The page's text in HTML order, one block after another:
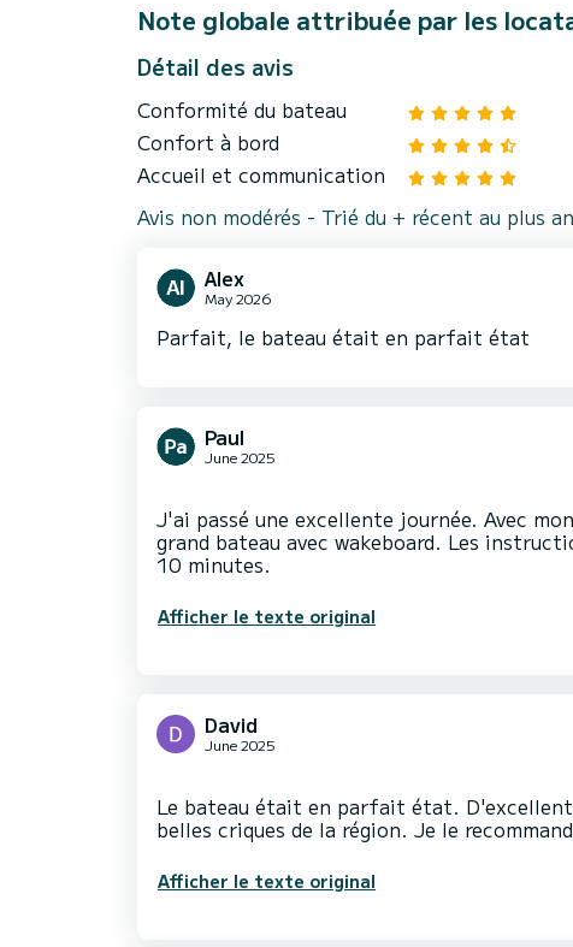
Note globale attribuée par les
Détail des avis
Conformité du bateau
Confort à bord
Accueil et communication
Avis non modérés - Trié du + récent au plus
Alex
May 2026
Parfait, le bateau était en parfait état
Paul
June 2025
J'ai passé une excellente journée. Avec
grand bateau avec wakeboard. Les
Afficher le texte original
David
June 2025
Le bateau était en parfait état.
Afficher le texte original